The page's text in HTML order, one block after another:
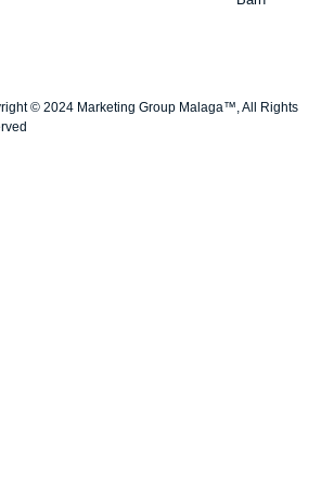
© 2024 Marketing Group Malaga™, All Rights